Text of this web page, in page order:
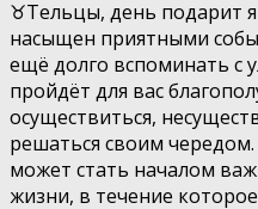
♉️Тельцы, день подарит
насыщен приятными
ещё долго вспоминать с
пройдёт для вас
осуществиться,
решаться своим
может стать началом
жизни, в течение